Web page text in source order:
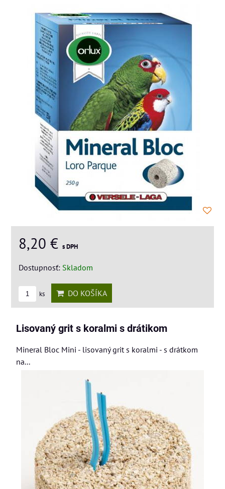
8,20 € s DPH
Dostupnosť: Skladom
ks DO KOŠÍKA
Lisovaný grit s koralmi s drátikom
Mineral Bloc Mini - lisovaný grit s koralmi - s drátkom
na...